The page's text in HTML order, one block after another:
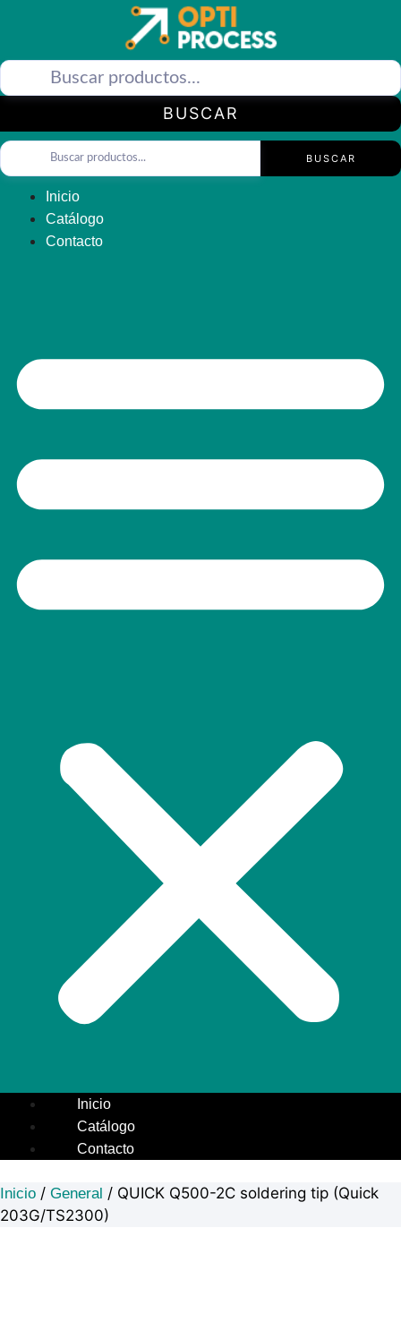
BUSCAR
BUSCAR
Inicio
Catálogo
Contacto
Inicio
Catálogo
Contacto
Inicio / General / QUICK Q500-2C soldering tip (Quick
203G/TS2300)